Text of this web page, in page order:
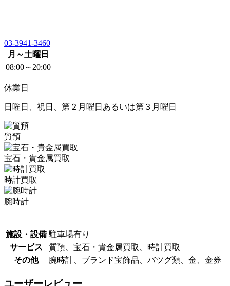
03-3941-3460
月～土曜日
08:00～20:00
休業日
日曜日、祝日、第２月曜日あるいは第３月曜日
質預
宝石・貴金属買取
時計買取
腕時計
施設・設備 駐車場有り
サービス
質預、宝石・貴金属買取、時計買取
その他
腕時計、ブランド宝飾品、バツグ類、金、金券
ユーザーレビュー